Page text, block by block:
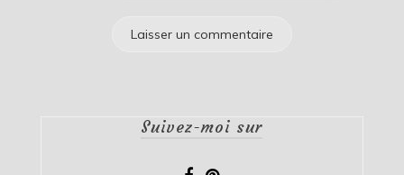
Suivez-moi sur